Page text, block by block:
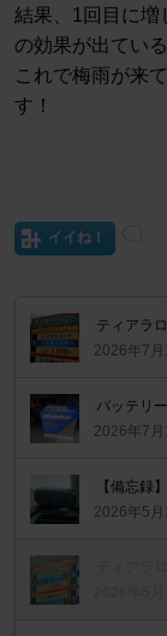
結果、1回目に増
の効果が出てい
これで梅雨が来
す！
イイね！
ティアラ
2026年7月
バッテリ
2026年7月
【備忘録
2026年5月